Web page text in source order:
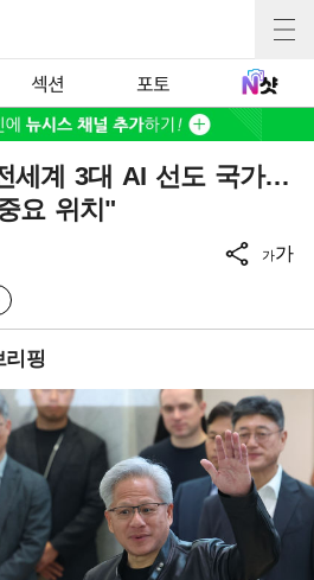
섹션 포토
세계 3대 AI 선도 국가…
요 위치"
가가
리핑